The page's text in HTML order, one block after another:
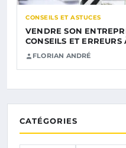
CONSEILS ET ASTUCES
VENDRE SON
CONSEILS ET ERREURS
FLORIAN ANDRÉ
CATÉGORIES